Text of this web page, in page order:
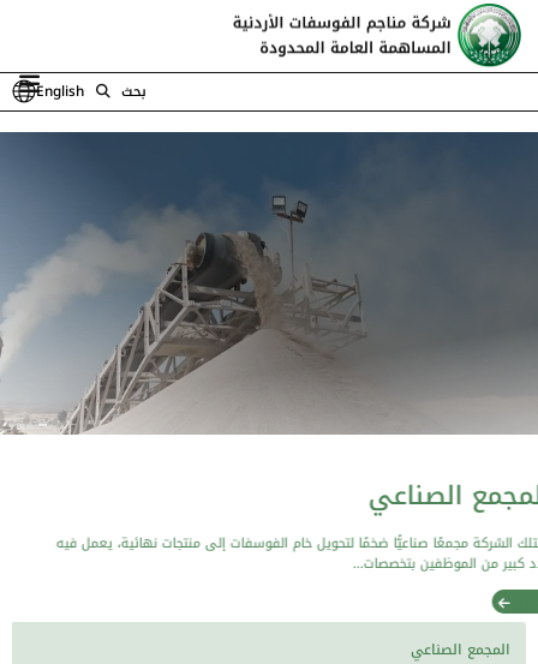
بحث English
المجمع الصناعي
تمتلك الشركة مجمعًا صناعيًّا ضخمًا لتحويل خام الفوسفات إلى منتجات نهائية، يعمل فيه
عدد كبير من الموظفين بتخصصات...
اقرأ المزيد
المجمع الصناعي